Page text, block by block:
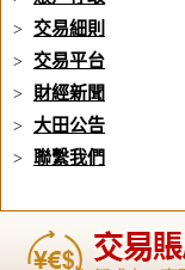
> 交易細則
> 交易平台
> 財經新聞
> 大田公告
> 聯繫我們